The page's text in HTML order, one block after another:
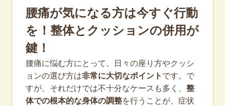
腰痛が気になる方は今すぐ行動
を！整体とクッションの併用が
鍵！
腰痛に悩む方にとって、日々の座り方やクッシ
ョンの選び方は非常に大切なポイント です。で
すが、それだけでは不十分なケースも多く、 整
体での根本的な身体の調整を行うことが、症状